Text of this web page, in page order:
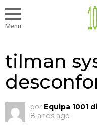
Menu
tilman
por Equipa 1001
8 anos ago